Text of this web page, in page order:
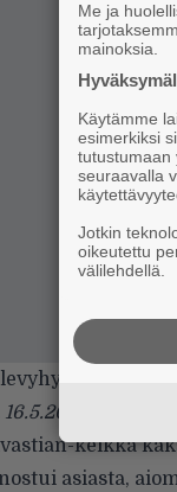
keikka
asiasta,
Me ja
mainoksia.
Käytämme
esimerkiksi
tutustumaan
seuraavalla
Jotkin
oikeutettu
välilehdellä.